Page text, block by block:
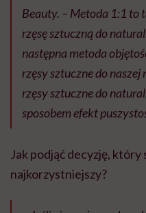
Beauty. – Metoda 1:1 to
rzęsęsztucznądo
następna metoda objętoś
rzęsy sztuczne do
rzęsy sztuczne do
sposobem efekt puszysto
Jak podjąć decyzję, który
najkorzystniejszy?